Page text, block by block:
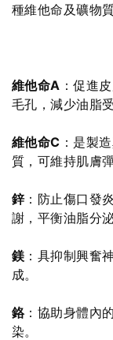
種維他命及礦物
維他命A ：促進
毛孔，減少油脂
維他命C ：是製
質，可維持肌膚
鋅：防止傷口發
謝，平衡油脂分
鎂 ：具抑制興奮
成。
鉻：協助身體內
染。